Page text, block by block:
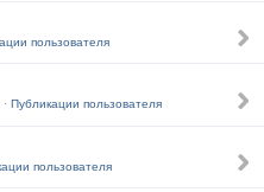
пользователя
Сообщений: 2 · Группа: Пользователи · Публикации пользователя
пользователя